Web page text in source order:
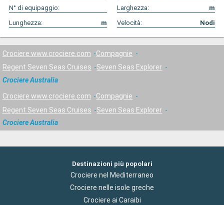
N° di equipaggio:
Larghezza:
m
Lunghezza:
m Velocità: Nodi
Crociere www.crociere.com
Compagnie
Regent Seven Seas Cruises
Seven Seas Explorer
Crociere Australia
Crociere www.crociere.com
Compagnie
Regent Seven Seas Cruises
Seven Seas Explorer
Crociere Australia
Destinazioni più popolari
Crociere nel Mediterraneo
Crociere nelle isole greche
Crociere ai Caraibi